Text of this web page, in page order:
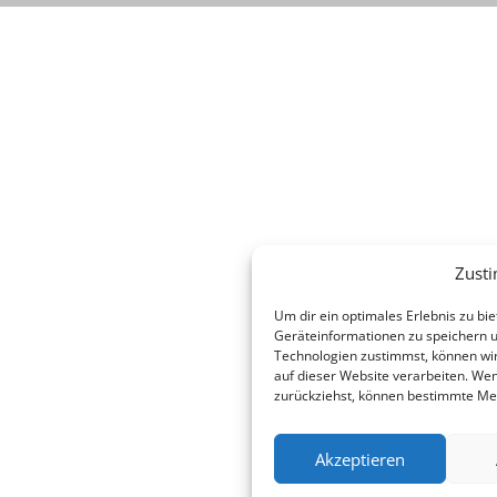
Um dir ein optimales Erlebnis zu
Geräteinformationen zu speichern
Technologien zustimmst, können
auf dieser Website verarbeiten.
zurückziehst, können bestimmte
Akzeptieren